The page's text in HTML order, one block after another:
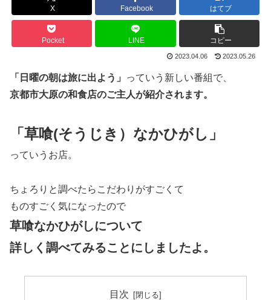
X Facebook はてブ
Pocket LINE コピー
2023.04.06 2023.05.26
「日曜の朝は旅に出よう」
っていう新しい番組で、
京都市大原の和食店のご主人が紹介されます。
「草喰(そうじき）なかひがし」
っていうお店。
ちょろりと調べたらこだわりがすごくて
ものすごく気になったので
草喰なかひがしについて
詳しく調べてみることにしましたよ。
目次